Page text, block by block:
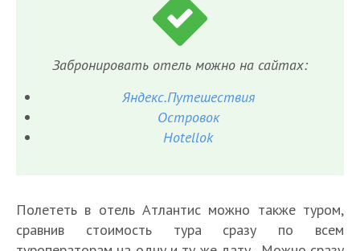
Забронировать отель можно на сайтах:
Яндекс.Путешествия
Островок
Hotellok
Полететь в отель Атлантис можно также туром,
сравнив стоимость тура сразу по всем